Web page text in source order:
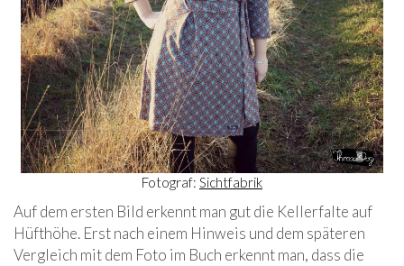
Fotograf: Sichtfabrik
Auf dem ersten Bild erkennt man gut die Kellerfalte auf
Hüfthöhe. Erst nach einem Hinweis und dem späteren
Vergleich mit dem Foto im Buch erkennt man, dass die